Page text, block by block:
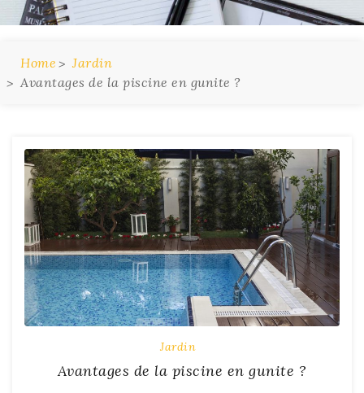
Home
Jardin
Avantages de la piscine en gunite ?
Jardin
Avantages de la piscine en gunite ?